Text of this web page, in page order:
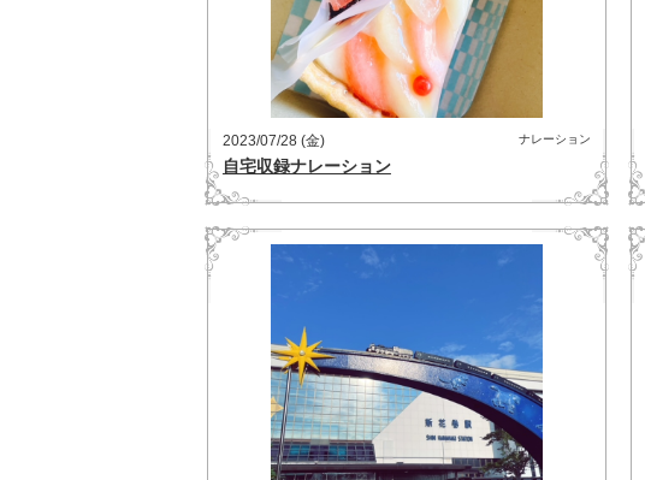
2023/07/28 (金) ナレーション
自宅収録ナレーション